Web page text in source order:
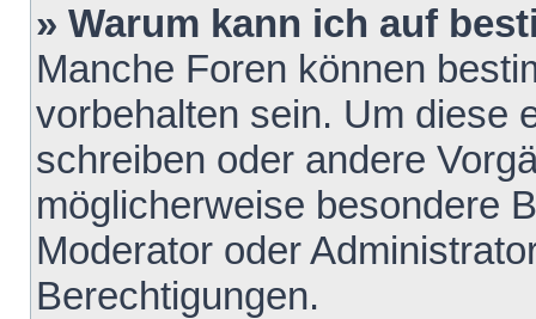
» Warum kann ich auf
Manche Foren können
vorbehalten sein. Um diese
schreiben oder andere
möglicherweise besondere
Moderator oder
Berechtigungen.